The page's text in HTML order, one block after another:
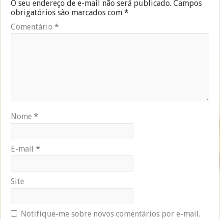
O seu endereço de e-mail não será publicado. Campos
obrigatórios são marcados com*
Comentário*
Nome*
E-mail*
Site
Notifique-me sobre novos comentários por e-mail.